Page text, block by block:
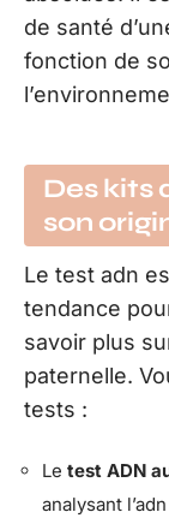
de santé
fonction de
Des kits
son
Le test adn
tendance
savoir plus
paternelle.
tests :
Le test ADN
analysant